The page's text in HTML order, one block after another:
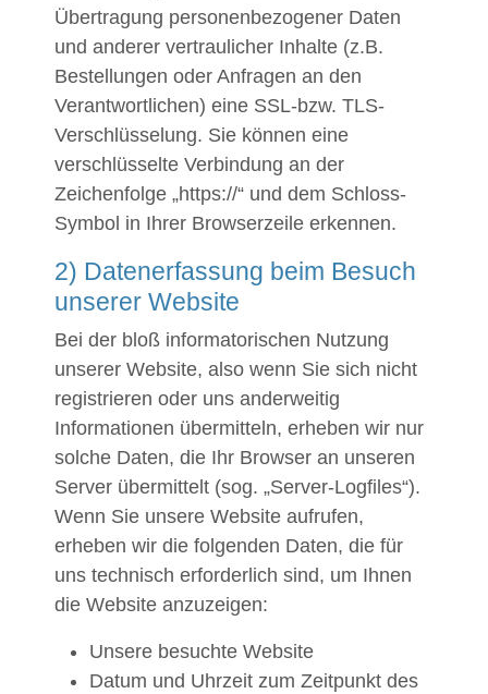
Übertragung personenbezogener Daten
und anderer vertraulicher Inhalte (z.B.
Bestellungen oder Anfragen an den
Verantwortlichen) eine SSL-bzw. TLS-
Verschlüsselung. Sie können eine
verschlüsselte Verbindung an der
Zeichenfolge „https://“ und dem Schloss-
Symbol in Ihrer Browserzeile erkennen.
2) Datenerfassung beim Besuch
unserer Website
Bei der bloß informatorischen Nutzung
unserer Website, also wenn Sie sich nicht
registrieren oder uns anderweitig
Informationen übermitteln, erheben wir nur
solche Daten, die Ihr Browser an unseren
Server übermittelt (sog. „Server-Logfiles“).
Wenn Sie unsere Website aufrufen,
erheben wir die folgenden Daten, die für
uns technisch erforderlich sind, um Ihnen
die Website anzuzeigen:
Unsere besuchte Website
Datum und Uhrzeit zum Zeitpunkt des